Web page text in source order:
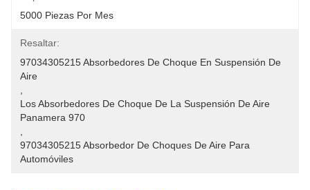
5000 Piezas Por Mes
Resaltar:
97034305215 Absorbedores De Choque En Suspensión De
Aire
Los Absorbedores De Choque De La Suspensión De Aire
Panamera 970
97034305215 Absorbedor De Choques De Aire Para
Automóviles